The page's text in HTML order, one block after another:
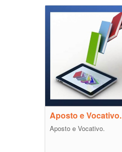
Aposto e Vocativo.
Aposto e Vocativo.